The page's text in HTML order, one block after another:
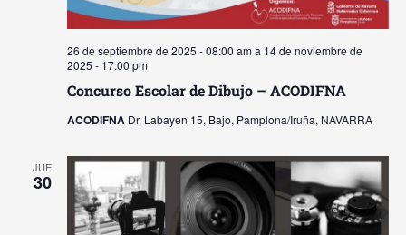
Concurso Escolar de Dibujo – ACODIFNA
26 de septiembre de 2025 - 08:00 ama 14 de noviembre de
2025 - 17:00 pm
ACODIFNA Dr. Labayen 15, Bajo, Pamplona/Iruña, NAVARRA
JUE
30